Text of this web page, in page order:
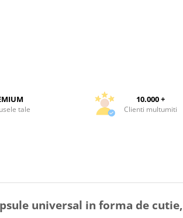
tale
10.000 +
Clienti multumiti
universal in forma de cutie,